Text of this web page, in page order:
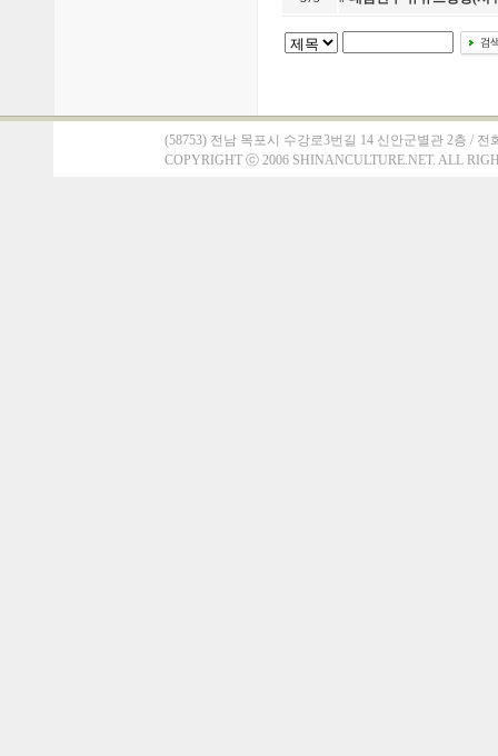
(58753) 전남 목포시 수강로3번길 14 신안군별관 2층 / 전
COPYRIGHT ⓒ2006 SHINANCULTURE.NET. ALL